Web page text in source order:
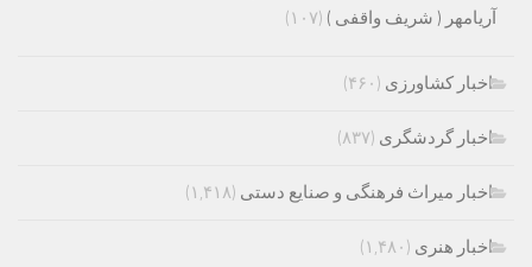
آریامهر ( شریف واقفی ) (۱۰۷)
اخبار کشاورزی (۴۶۰)
اخبار گردشگری (۸۳۷)
اخبار میراث فرهنگی و صنایع دستی (۱,۴۱۸)
اخبار هنری (۱,۴۸۰)